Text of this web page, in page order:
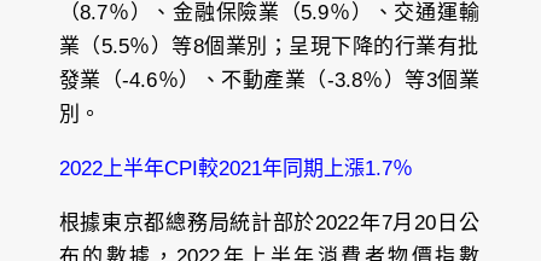
（8.7％）、金融保險業（5.9％）、交通運輸
業（5.5％）等8個業別；呈現下降的行業有批
發業（-4.6％）、不動產業（-3.8％）等3個業
別。
2022上半年CPI較2021年同期上漲1.7％
根據東京都總務局統計部於2022年7月20日公